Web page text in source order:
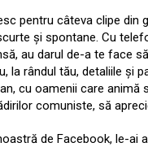
pentru câteva clipe din
și spontane. Cu
au darul de-a te face
la rândul tău, detaliile și
cu oamenii care animă
comuniste, să
de Facebook, le-